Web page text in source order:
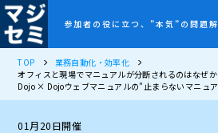
参加者の役に立つ、”本気”の問題
TOP
業務自動化・効率化
オフィスと現場でマニュアルが分断されるのはなぜ
Dojo × Dojoウェブマニュアルの"止まらないマニュ
01月20日開催